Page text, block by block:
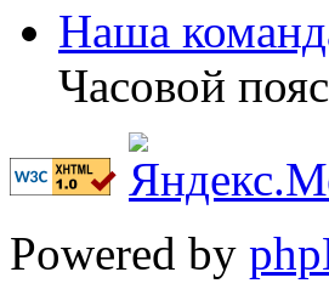
Наша
Часовой
Powered by